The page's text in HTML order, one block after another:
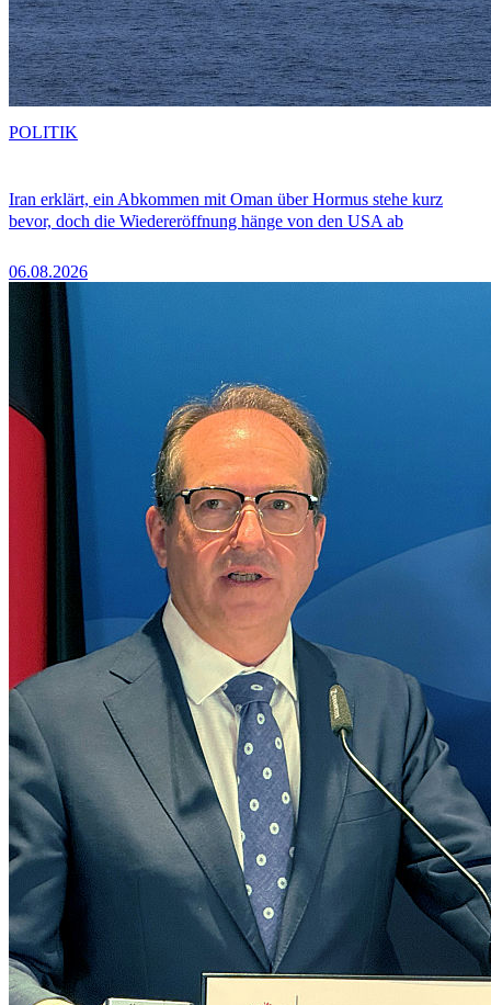
Iran erklärt, ein Abkommen mit Oman über Hormus stehe kurz
bevor, doch die Wiedereröffnung hänge von den USA ab
06.08.2026
POLITIK